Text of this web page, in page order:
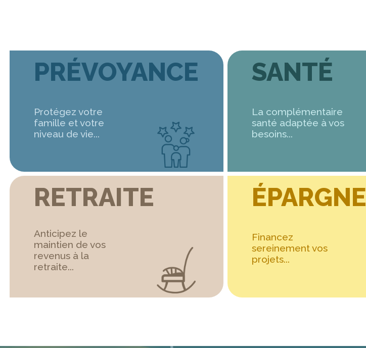
PRÉVOYANCE
Protégez votre
famille et votre
niveau de vie...
SANTÉ
La complémentaire
santé adaptée à vos
besoins...
RETRAITE
Anticipez le
maintien de vos
revenus à la
retraite...
ÉPARGNE
Financez
sereinement vos
projets...